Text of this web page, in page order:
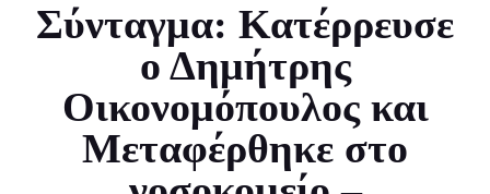
Σύνταγμα: Κατέρρευσε
ο Δημήτρης
Οικονομόπουλος και
Μεταφέρθηκε στο